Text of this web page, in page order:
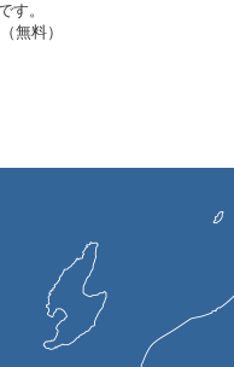
す。
無料）